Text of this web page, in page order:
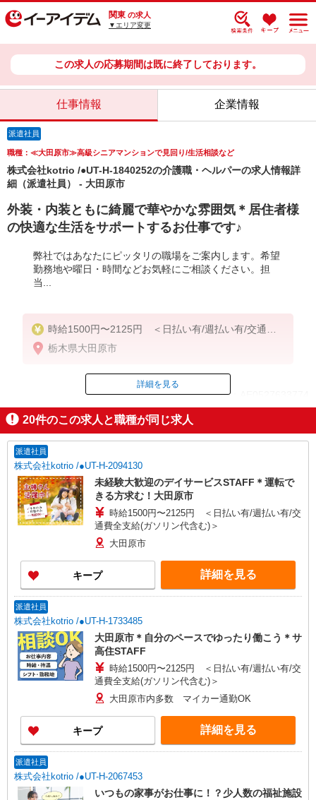
関東 の求人
▼エリア変更
この求人の応募期間は既に終了しております。
仕事情報 企業情報
派遣社員
職種：≪大田原市≫高級シニアマンションで見回り/生活相談など
株式会社kotrio /●UT-H-1840252の介護職・ヘルパーの求人情報詳
細（派遣社員） - 大田原市
外装・内装ともに綺麗で華やかな雰囲気＊居住者様
の快適な生活をサポートするお仕事です♪
弊社ではあなたにピッタリの職場をご案内します。希望
勤務地や曜日・時間などお気軽にご相談ください。担
当...
時給1500円〜2125円 ＜日払い有/週払い有/交通費
全支給(ガソリン代含む)＞
栃木県大田原市
ID：AE0527633774
掲載期間終了
詳細を見る
20件のこの求人と職種が同じ求人
派遣社員
株式会社kotrio /●UT-H-2094130
未経験大歓迎のデイサービスSTAFF＊運転で
きる方求む！大田原市
時給1500円〜2125円 ＜日払い有/週払い有/交
通費全支給(ガソリン代含む)＞
大田原市
キープ 詳細を見る
派遣社員
株式会社kotrio /●UT-H-1733485
大田原市＊自分のペースでゆったり働こう＊サ
高住STAFF
時給1500円〜2125円 ＜日払い有/週払い有/交
通費全支給(ガソリン代含む)＞
大田原市内多数 マイカー通勤OK
キープ 詳細を見る
派遣社員
株式会社kotrio /●UT-H-2067453
いつもの家事がお仕事に！？少人数の福祉施設